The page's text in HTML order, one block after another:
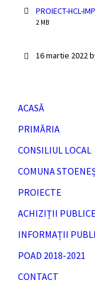
PROIECT-HCL-
2 MB
16 martie 2022
ACASĂ
PRIMĂRIA
CONSILIUL LOCAL
COMUNA
PROIECTE
ACHIZIȚII PUBLICE
INFORMAȚII
POAD 2018-2021
CONTACT